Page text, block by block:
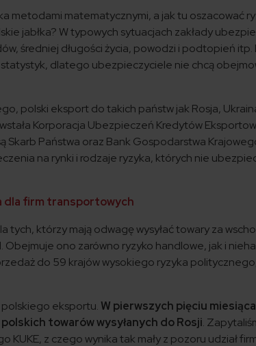
metodami matematycznymi, a jak tu oszacować
jabłka? W typowych sytuacjach zakłady
średniej długości życia, powodzi i podtopień itp.
dlatego ubezpieczyciele nie chcą
polski eksport do takich państw jak Rosja,
Korporacja Ubezpieczeń Kredytów
Skarb Państwa oraz Bank Gospodarstwa
na rynki i rodzaje ryzyka, których nie
dla firm transportowych
tych, którzy mają odwagę wysyłać towary za
ono zarówno ryzyko handlowe, jak i
do 59 krajów wysokiego ryzyka
polskiego eksportu. W pierwszych pięciu
towarów wysyłanych do Rosji.
KUKE, z czego wynika tak mały z pozoru udział